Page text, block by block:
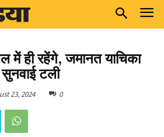
में ही रहेंगे, जमानत याचिका
सुनवाई टली
23, 2024 0